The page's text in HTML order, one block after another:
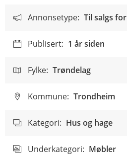
Annonsetype: Til salgs for
Publisert: 1 år siden
Fylke: Trøndelag
Kommune: Trondheim
Kategori: Hus og hage
Underkategori: Møbler